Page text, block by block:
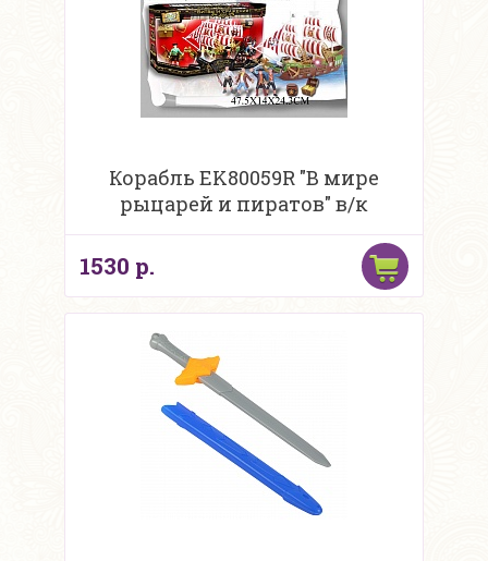
Корабль EK80059R "В мире
рыцарей и пиратов" в/к
1530 р.